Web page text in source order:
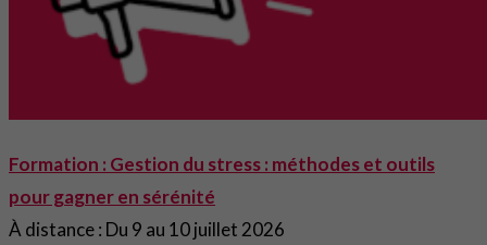
Formation : Gestion du stress : méthodes et outils
pour gagner en sérénité
À distance : Du 9 au 10 juillet 2026